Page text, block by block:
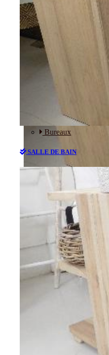
Bureaux
SALLE DE BAIN
Bureaux
SALLE DE BAIN